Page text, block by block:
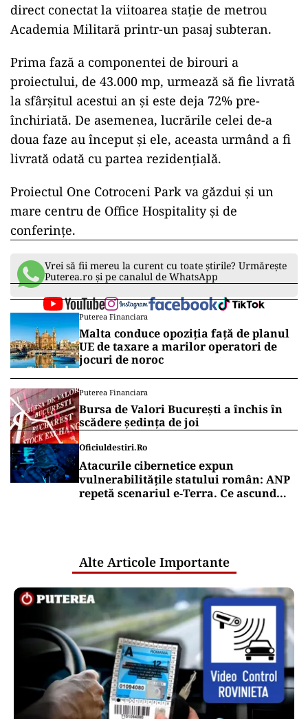
direct conectat la viitoarea stație de metrou
Academia Militară printr-un pasaj subteran.
ad
Prima fază a componentei de birouri a
proiectului, de 43.000 mp, urmează să fie livrată
la sfârșitul acestui an și este deja 72% pre-
închiriată. De asemenea, lucrările celei de-a
doua faze au început și ele, aceasta urmând a fi
livrată odată cu partea rezidențială.
Proiectul One Cotroceni Park va găzdui și un
mare centru de Office Hospitality și de
conferințe.
Vrei să fii mereu la curent cu toate știrile? Urmărește
Puterea.ro și pe canalul de WhatsApp
jocuri de noroc
Puterea Financiara
Bursa de Valori București a închis în
scădere ședința de joi
Oficiuldestiri.ro
Atacurile cibernetice expun
vulnerabilitățile statului român: ANP
repetă scenariul e‑Terra. Ce ascund
comunicările oficiale și cine răspunde